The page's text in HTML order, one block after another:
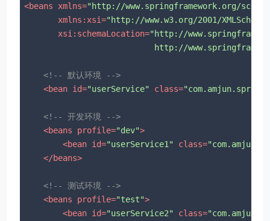
<beans xmlns="http://www.springframework.org/
xmlns:xsi="http://www.w3.org/2001/
xsi:schemaLocation="http://
http://
<!-- 默认环境 -->
<bean id="userService" class=
<!-- 开发环境 -->
<beans profile="dev">
<bean id="userService1" class=
</beans>
<!-- 测试环境 -->
<beans profile="test">
<bean id="userService2" class=